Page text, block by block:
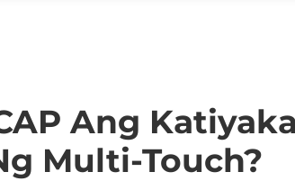
Ang
Multi-Touch?